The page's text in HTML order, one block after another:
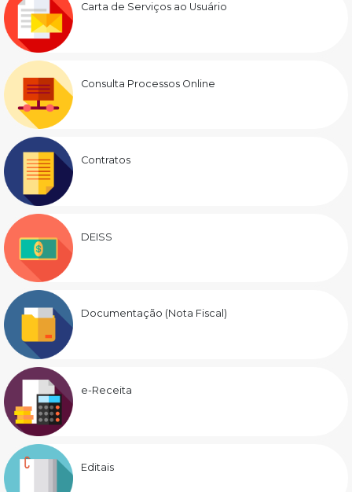
Carta de Serviços ao Usuário
Consulta Processos Online
Contratos
DEISS
Documentação (Nota Fiscal)
e-Receita
Editais